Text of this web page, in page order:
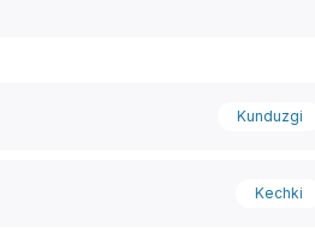
Kunduzgi
Kechki